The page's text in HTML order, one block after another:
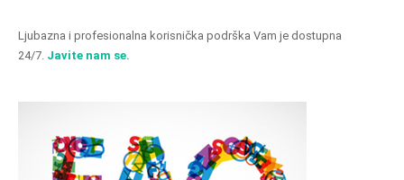
Ljubazna i profesionalna korisnička podrška Vam je dostupna
24/7. Javite nam se.